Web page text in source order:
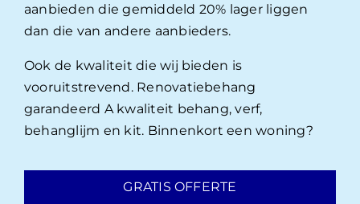
aanbieden die gemiddeld 20% lager liggen
dan die van andere aanbieders.
Ook de kwaliteit die wij bieden is
vooruitstrevend. Renovatiebehang
garandeerd A kwaliteit behang, verf,
behanglijm en kit. Binnenkort een woning?
GRATIS OFFERTE